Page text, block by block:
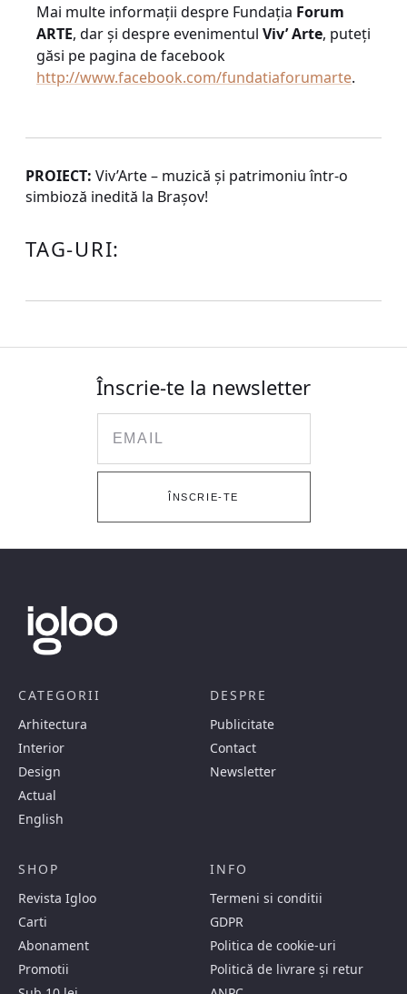
Mai multe informaţii despre Fundaţia Forum
ARTE, dar şi despre evenimentul Viv’ Arte, puteţi
găsi pe pagina de facebook
http://www.facebook.com/fundatiaforumarte.
PROIECT: Viv’Arte – muzică şi patrimoniu într-o
simbioză inedită la Braşov!
TAG-URI:
Înscrie-te la newsletter
ÎNSCRIE-TE
CATEGORII
Arhitectura
Interior
Design
Actual
English
DESPRE
Publicitate
Contact
Newsletter
SHOP
Revista Igloo
Carti
Abonament
Promotii
INFO
Termeni si conditii
GDPR
Politica de cookie-uri
Politică de livrare și retur